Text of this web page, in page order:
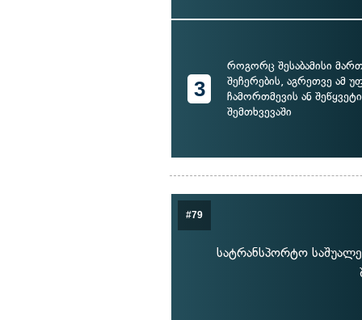
3
როგორც შესაბამისი
შეჩერების, აგრეთვე ამ
ჩამორთმევის ან
შემთხვევაში
#79
სატრანსპორტო